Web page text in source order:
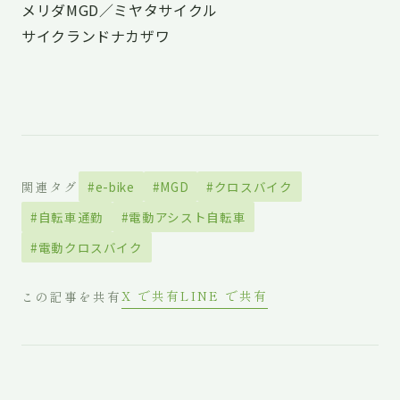
メリダMGD／ミヤタサイクル
サイクランドナカザワ
関連タグ #e-bike #MGD
#クロスバイク
#自転車通勤
#電動アシスト自転車
#電動クロスバイク
この記事を共有X で共有LINE で共有